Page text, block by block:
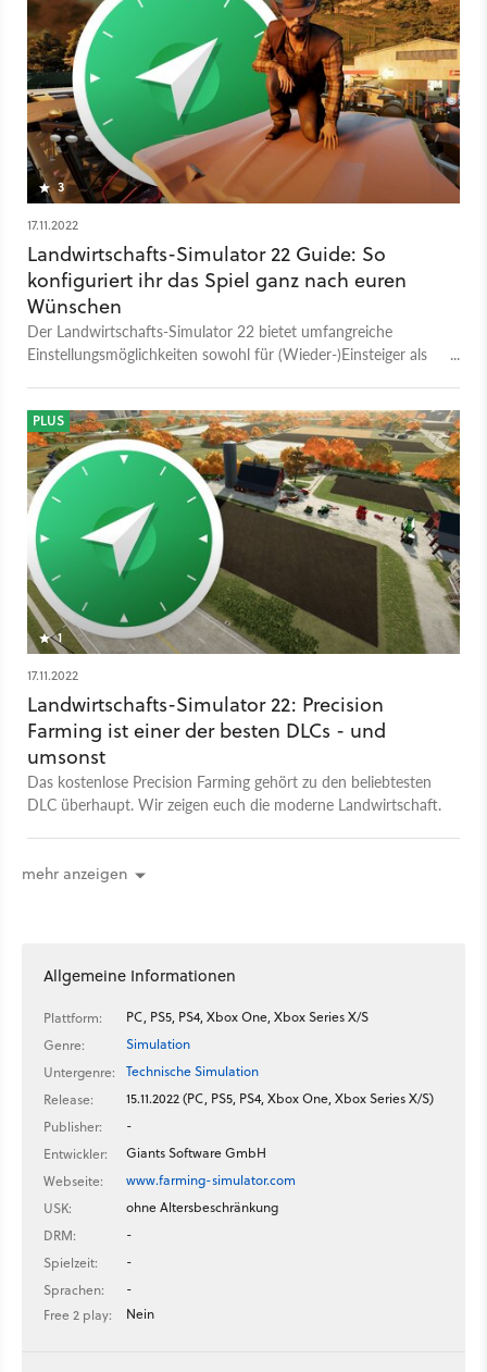
3
17.11.2022
Landwirtschafts-Simulator 22 Guide: So
konfiguriert ihr das Spiel ganz nach euren
Wünschen
Der Landwirtschafts-Simulator 22 bietet umfangreiche
Einstellungsmöglichkeiten sowohl für (Wieder-)Einsteiger als
1
PLUS
17.11.2022
Landwirtschafts-Simulator 22: Precision
Farming ist einer der besten DLCs - und
umsonst
Das kostenlose Precision Farming gehört zu den beliebtesten
DLC überhaupt. Wir zeigen euch die moderne Landwirtschaft.
mehr anzeigen
Allgemeine Informationen
Plattform:
PC, PS5, PS4, Xbox One, Xbox Series X/S
Genre:
Simulation
Untergenre:
Technische Simulation
Release:
15.11.2022 (PC, PS5, PS4, Xbox One, Xbox Series X/S)
Publisher:
-
Entwickler:
Giants Software GmbH
Webseite:
www.farming-simulator.com
USK:
ohne Altersbeschränkung
DRM:
-
Spielzeit:
-
Sprachen:
-
Free 2 play:
Nein